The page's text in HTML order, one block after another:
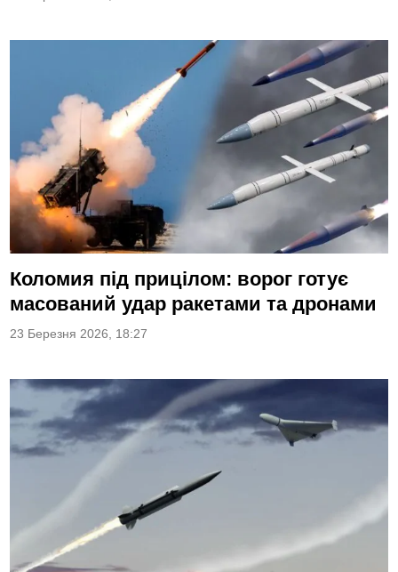
Коломия під прицілом: ворог готує
масований удар ракетами та дронами
23 Березня 2026, 18:27